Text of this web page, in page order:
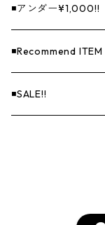
◾️アンダー¥1,000!!
◾️Recommend ITEM
◾️SALE!!